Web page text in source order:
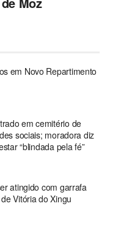
em Novo Repartimento
em cemitério de
sociais; moradora diz
“blindada pela fé”
atingido com garrafa
Vitória do Xingu